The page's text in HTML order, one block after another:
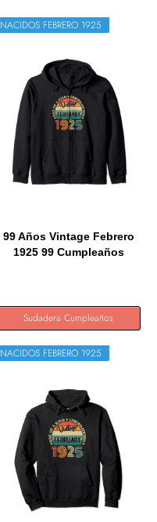
NACIDOS FEBRERO 1925
99 Años Vintage Febrero
1925 99 Cumpleaños
Sudadera Cumpleaños
NACIDOS FEBRERO 1925